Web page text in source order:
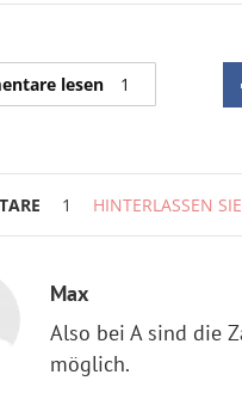
lesen 1
1 HINTERLASSEN
Max
Also bei A sind die
möglich.